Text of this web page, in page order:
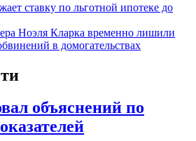
ставку по льготной ипотеке до
Ноэля Кларка временно лишили
в домогательствах
объяснений по